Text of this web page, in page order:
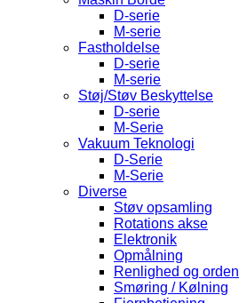
D-serie
M-serie
Fastholdelse
D-serie
M-serie
Støj/Støv Beskyttelse
D-serie
M-Serie
Vakuum Teknologi
D-Serie
M-Serie
Diverse
Støv opsamling
Rotations akse
Elektronik
Opmålning
Renlighed og orden
Smøring / Kølning